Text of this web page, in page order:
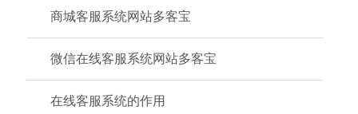
商城客服系统网站多客宝
微信在线客服系统网站多客宝
在线客服系统的作用